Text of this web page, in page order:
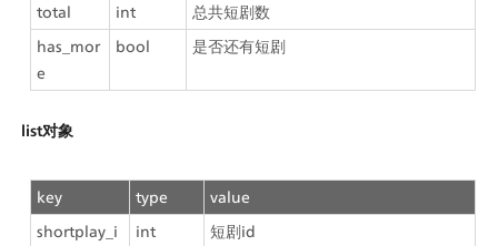
total
int
总共短剧数
has_mor
e
bool 是否还有短剧
list对象
key type
value
shortplay_i
int 短剧id